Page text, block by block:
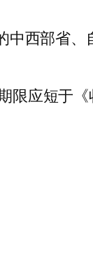
西部省
限应短于